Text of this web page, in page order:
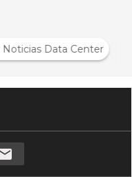
Noticias Data Center